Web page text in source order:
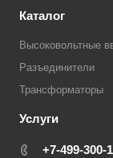
Каталог
Высоковольтные
Разъединители
Трансформаторы
Услуги
+7-499-300-